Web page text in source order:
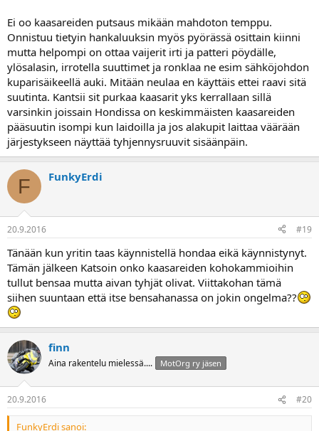
Ei oo kaasareiden putsaus mikään mahdoton temppu.
Onnistuu tietyin hankaluuksin myös pyörässä osittain kiinni
mutta helpompi on ottaa vaijerit irti ja patteri pöydälle,
ylösalasin, irrotella suuttimet ja ronklaa ne esim sähköjohdon
kuparisäikeellä auki. Mitään neulaa en käyttäis ettei raavi sitä
suutinta. Kantsii sit purkaa kaasarit yks kerrallaan sillä
varsinkin joissain Hondissa on keskimmäisten kaasareiden
pääsuutin isompi kun laidoilla ja jos alakupit laittaa väärään
järjestykseen näyttää tyhjennysruuvit sisäänpäin.
F FunkyErdi
20.9.2016 #19
Tänään kun yritin taas käynnistellä hondaa eikä käynnistynyt.
Tämän jälkeen Katsoin onko kaasareiden kohokammioihin
tullut bensaa mutta aivan tyhjät olivat. Viittakohan tämä
siihen suuntaan että itse bensahanassa on jokin ongelma??
finn
Aina rakentelu mielessä.... MotOrg ry jäsen
20.9.2016 #20
FunkyErdi sanoi: